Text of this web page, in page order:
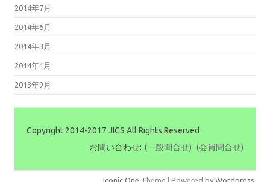
2014年7月
2014年6月
2014年3月
2014年1月
2013年9月
Copyright 2014-2017 JICS All Rights Reserved
お問い合わせ: (一般問合せ) (会員問合せ)